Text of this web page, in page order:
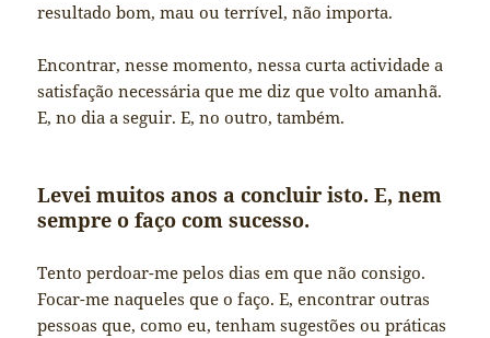
resultado bom, mau ou terrível, não importa.
Encontrar, nesse momento, nessa curta actividade a
satisfação necessária que me diz que volto amanhã.
E, no dia a seguir. E, no outro, também.
Levei muitos anos a concluir isto. E, nem
sempre o faço com sucesso.
Tento perdoar-me pelos dias em que não consigo.
Focar-me naqueles que o faço. E, encontrar outras
pessoas que, como eu, tenham sugestões ou práticas